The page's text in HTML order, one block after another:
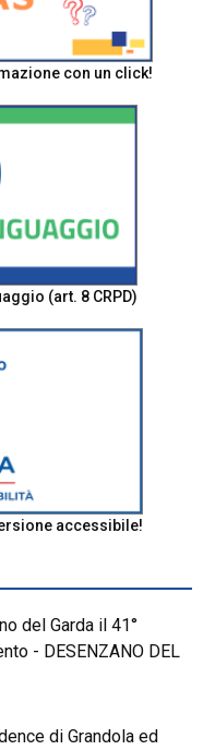
con un click!
(art. 8 CRPD)
accessibile!
del Garda il 41°
- DESENZANO DEL
di Grandola ed